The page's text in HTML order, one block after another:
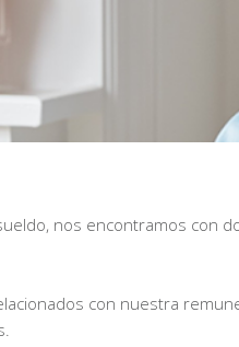
nos encontramos con
con nuestra